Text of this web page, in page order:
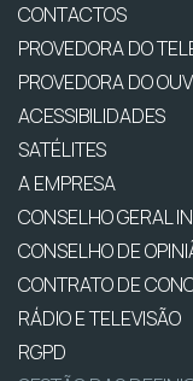
CONTACTOS
PROVEDORA DO
PROVEDORA DO
ACESSIBILIDADES
SATÉLITES
A EMPRESA
CONSELHO GERAL
CONSELHO DE
CONTRATO DE
RÁDIO E TELEVISÃO
RGPD